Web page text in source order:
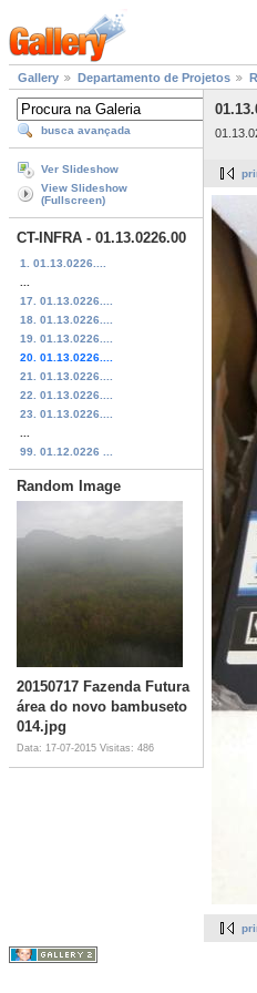
Gallery Departamento de Projetos
busca avançada
Ver Slideshow
View Slideshow
(Fullscreen)
CT-INFRA - 01.13.0226.00
1. 01.13.0226....
17. 01.13.0226....
18. 01.13.0226....
19. 01.13.0226....
20. 01.13.0226....
21. 01.13.0226....
22. 01.13.0226....
23. 01.13.0226....
99. 01.12.0226 ...
Random Image
20150717 Fazenda Futura
área do novo bambuseto
014.jpg
Data: 17-07-2015 Visitas: 486